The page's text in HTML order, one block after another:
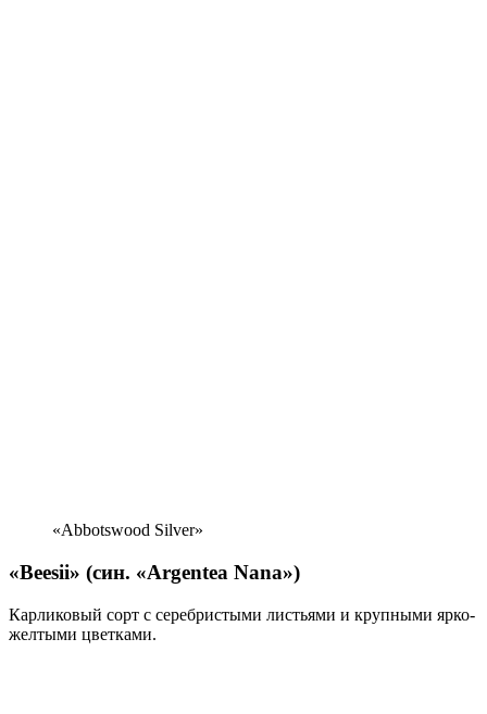
«Abbotswood Silver»
«Beesii» (син. «Argentea Nana»)
Карли­ковый сорт с серебристыми листьями и крупными ярко-
желтыми цветками.